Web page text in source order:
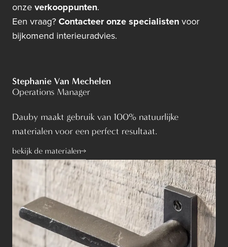
onze verkooppunten.
Een vraag? Contacteer onze specialisten voor
bijkomend interieuradvies.
Stephanie Van Mechelen
Operations Manager
Dauby maakt gebruik van 100% natuurlijke
materialen voor een perfect resultaat.
bekijk de materialen